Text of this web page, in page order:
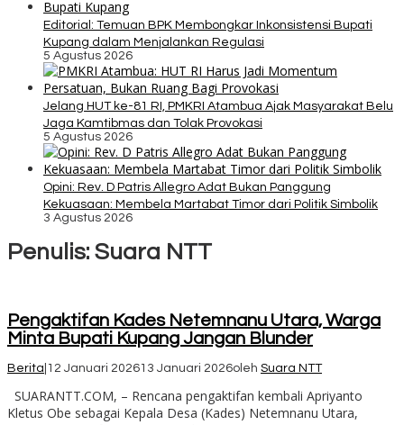
Editorial: Temuan BPK Membongkar Inkonsistensi Bupati
Kupang dalam Menjalankan Regulasi
5 Agustus 2026
Jelang HUT ke-81 RI, PMKRI Atambua Ajak Masyarakat Belu
Jaga Kamtibmas dan Tolak Provokasi
5 Agustus 2026
Opini: Rev. D Patris Allegro Adat Bukan Panggung
Kekuasaan: Membela Martabat Timor dari Politik Simbolik
3 Agustus 2026
Penulis: Suara NTT
Pengaktifan Kades Netemnanu Utara, Warga
Minta Bupati Kupang Jangan Blunder
Berita 12 Januari 202613 Januari 2026oleh Suara NTT
SUARANTT.COM, – Rencana pengaktifan kembali Apriyanto
Kletus Obe sebagai Kepala Desa (Kades) Netemnanu Utara,